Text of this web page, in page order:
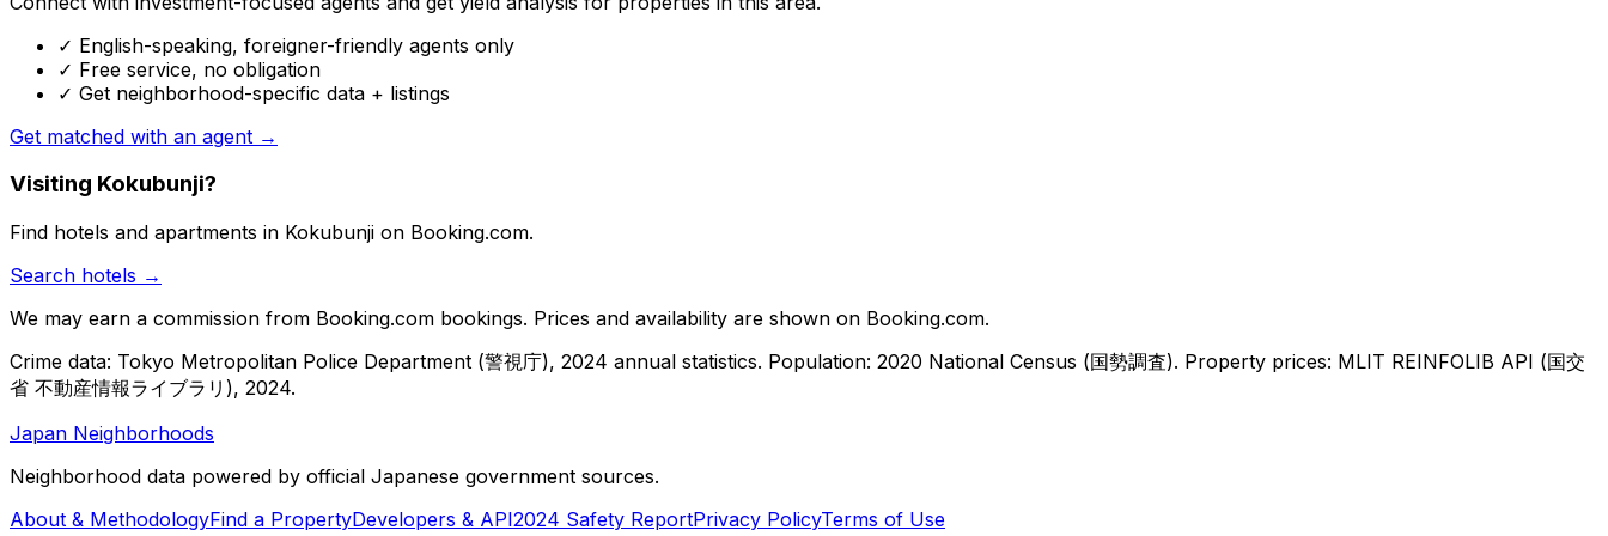
✓ English-speaking, foreigner-friendly agents only
✓ Free service, no obligation
✓ Get neighborhood-specific data + listings
Get matched with an agent →
Visiting Kokubunji?
Find hotels and apartments in Kokubunji on Booking.com.
Search hotels →
We may earn a commission from Booking.com bookings. Prices and availability are shown on Booking.com.
Crime data: Tokyo Metropolitan Police Department (警視庁), 2024 annual statistics. Population: 2020 National Census (国勢調査). Property prices: MLIT REINFOLIB API (国交
省 不動産情報ライブラリ), 2024.
Japan Neighborhoods
Neighborhood data powered by official Japanese government sources.
About & MethodologyFind a PropertyDevelopers & API2024 Safety ReportPrivacy PolicyTerms of Use